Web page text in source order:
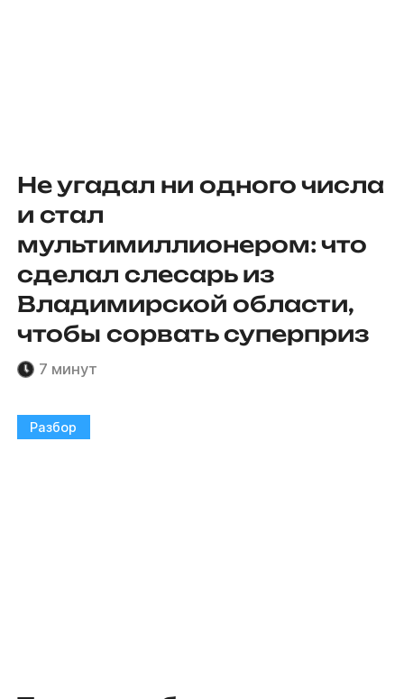
Не угадал ни одного числа
и стал
мультимиллионером: что
сделал слесарь из
Владимирской области,
чтобы сорвать суперприз
7 минут
Разбор